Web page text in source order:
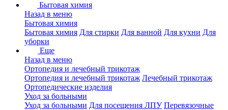
Бытовая химия
Назад в меню
Бытовая химия
Бытовая химия Для стирки Для ванной Для кухни Для
уборки
Еще
Назад в меню
Ортопедия и лечебный трикотаж
Ортопедия и лечебный трикотаж Лечебный трикотаж
Ортопедические изделия
Уход за больными
Уход за больными Для посещения ЛПУ Перевязочные